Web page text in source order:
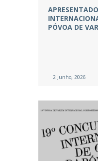
PÓVOA DE
2 Junho, 2026